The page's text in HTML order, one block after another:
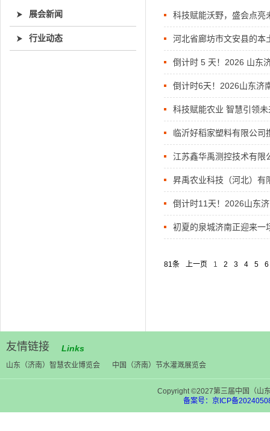
展会新闻
行业动态
科技赋能沃野，盛会点
河北省廊坊市文安县的
倒计时 5 天！2026 山东
倒计时6天！2026山东济
科技赋能农业 智慧引领
临沂好稻家塑料有限公司
江苏鑫华禹测控技术有限
昇禹农业科技（河北）有
南智慧农业节水灌溉展览
倒计时11天！2026山东
初夏的泉城济南正迎来一
81条 上一页 1 2 3 4 5 6
友情链接 Links
山东（济南）智慧农业博览会 中国（济南）节水灌溉展览会
Copyright ©2027第三届中国（山
备案号：京ICP备